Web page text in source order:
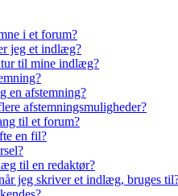
i et forum?
jeg et indlæg?
til mine indlæg?
en afstemning?
afstemningsmuligheder?
til et forum?
en fil?
til en redaktør?
jeg skriver et indlæg, bruges